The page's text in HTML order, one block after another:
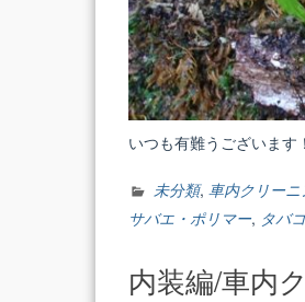
いつも有難うございま
未分類, 車内クリーニ
サバエ・ポリマー, タバ
内装編/車内